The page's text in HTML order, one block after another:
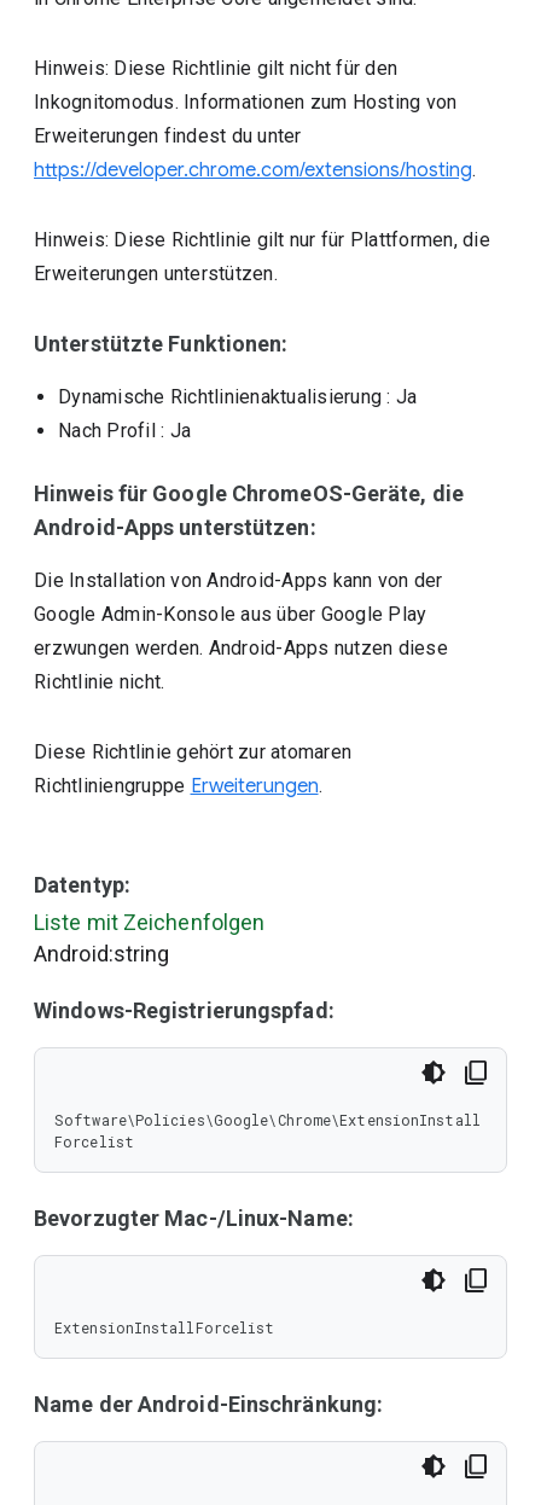
Hinweis: Diese Richtlinie gilt nicht für den
Inkognitomodus. Informationen zum Hosting von
Erweiterungen findest du unter
https://developer.chrome.com/extensions/hosting.
Hinweis: Diese Richtlinie gilt nur für Plattformen, die
Erweiterungen unterstützen.
Unterstützte Funktionen:
Dynamische Richtlinienaktualisierung : Ja
Nach Profil : Ja
Hinweis für Google ChromeOS-Geräte, die
Android-Apps unterstützen:
Die Installation von Android-Apps kann von der
Google Admin-Konsole aus über Google Play
erzwungen werden. Android-Apps nutzen diese
Richtlinie nicht.
Diese Richtlinie gehört zur atomaren
Richtliniengruppe Erweiterungen.
Datentyp:
Liste mit Zeichenfolgen
Android:string
Windows-Registrierungspfad:
Software\Policies\Google\Chrome\ExtensionInstall
Forcelist
Bevorzugter Mac-/Linux-Name:
ExtensionInstallForcelist
Name der Android-Einschränkung: